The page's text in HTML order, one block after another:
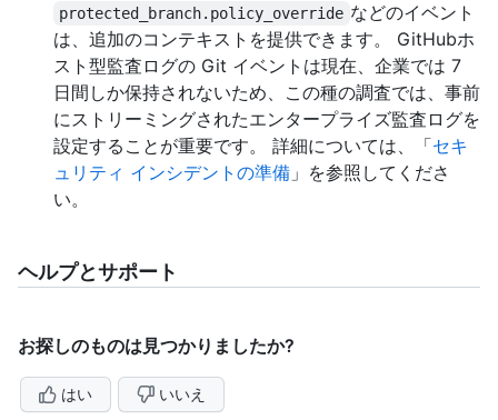
protected_branch.policy_override などのイベント
は、追加のコンテキストを提供できます。 GitHubホ
スト型監査ログの Git イベントは現在、企業では 7
日間しか保持されないため、この種の調査では、事前
にストリーミングされたエンタープライズ監査ログを
設定することが重要です。 詳細については、「セキ
ュリティ インシデントの準備 」を参照してくださ
い。
ヘルプとサポート
お探しのものは見つかりましたか?
はい いいえ